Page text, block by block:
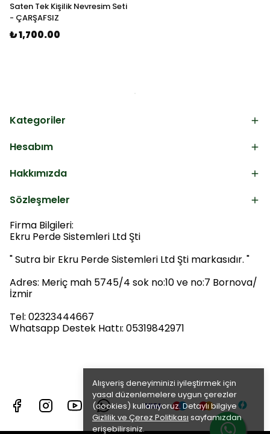
Alışveriş deneyiminizi iyileştirmek için
yasal düzenlemelere uygun çerezler
(cookies) kullanıyoruz. Detaylı bilgiye
Gizlilik ve Çerez Politikası sayfamızdan
erişebilirsiniz.
Saten Tek Kişilik Nevresim Seti
- ÇARŞAFSIZ
₺ 1,700.00
Kategoriler
Hesabım
Hakkımızda
Sözleşmeler
Firma Bilgileri:
Ekru Perde Sistemleri Ltd Şti
" Sutra bir Ekru Perde Sistemleri Ltd Şti markasıdır. "
Adres: Meriç mah 5745/4 sok no:10 ve no:7 Bornova/
İzmir
Tel: 02323444667
Whatsapp Destek Hattı: 05319842971